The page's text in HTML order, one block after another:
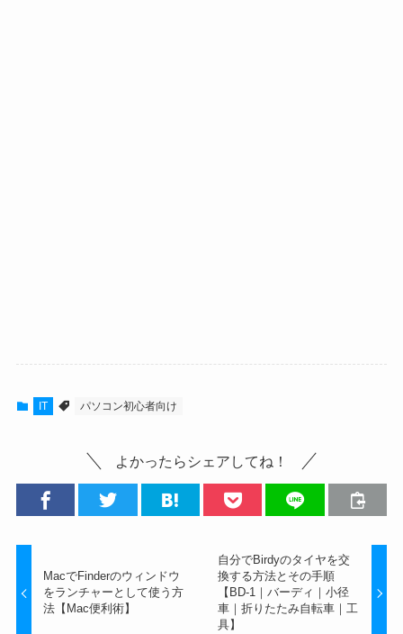
IT パソコン初心者向け
よかったらシェアしてね！
MacでFinderのウィンドウ
をランチャーとして使う方
法【Mac便利術】
自分でBirdyのタイヤを交
換する方法とその手順
【BD-1｜バーディ｜小径
車｜折りたたみ自転車｜工
具】